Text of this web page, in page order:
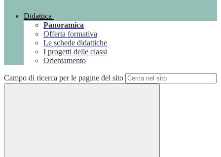
Didattica
Panoramica
Offerta formativa
Le schede didattiche
I progetti delle classi
Orientamento
Campo di ricerca per le pagine del sito